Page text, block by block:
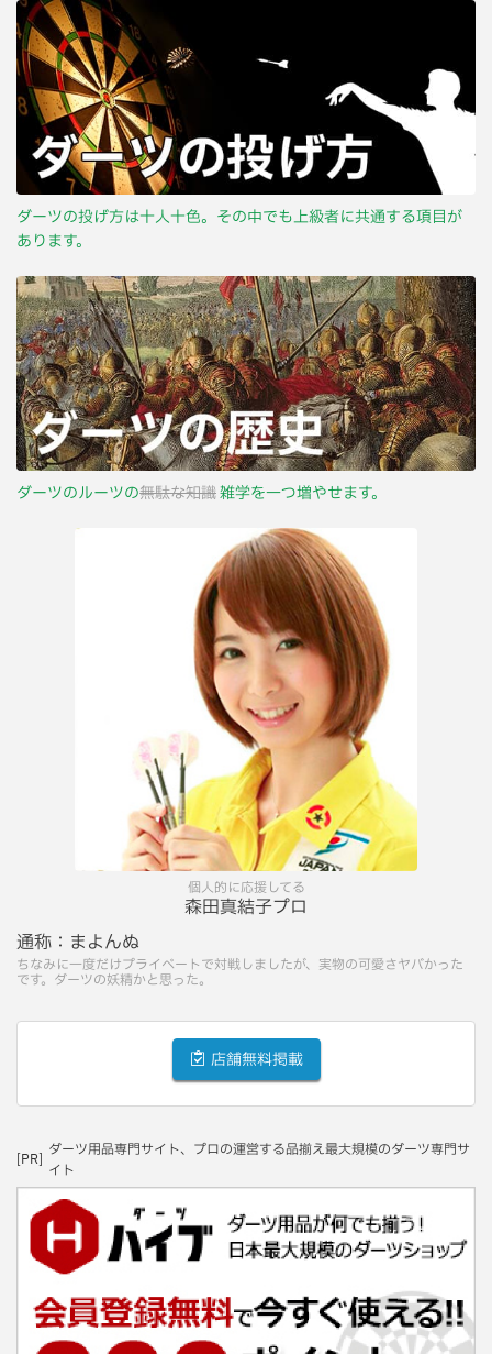
ダーツの投げ方は十人十色。その中でも上級者に共通する項目が
あります。
ダーツのルーツの無駄な知識雑学を一つ増やせます。
個人的に応援してる
森田真結子プロ
通称： まよんぬ
ちなみに一度だけプライベートで対戦しましたが、実物の可愛さヤバかった
です。ダーツの妖精かと思った。
店舗無料掲載
[PR]
ダーツ用品専門サイト、プロの運営する品揃え最大規模のダーツ専門サ
イト